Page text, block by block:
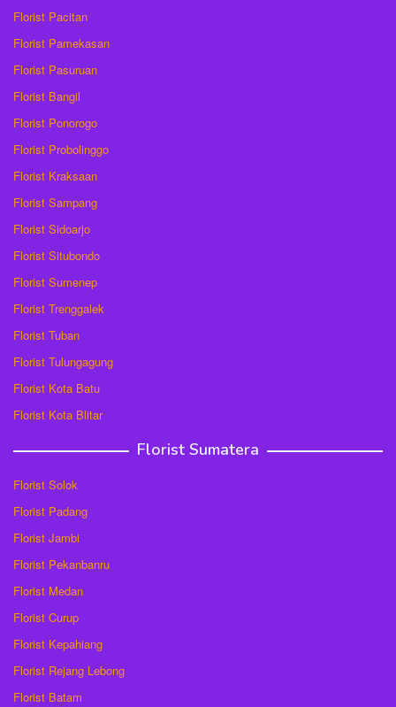
Florist Pacitan
Florist Pamekasan
Florist Pasuruan
Florist Bangil
Florist Ponorogo
Florist Probolinggo
Florist Kraksaan
Florist Sampang
Florist Sidoarjo
Florist Situbondo
Florist Sumenep
Florist Trenggalek
Florist Tuban
Florist Tulungagung
Florist Kota Batu
Florist Kota Blitar
Florist Sumatera
Florist Solok
Florist Padang
Florist Jambi
Florist Pekanbanru
Florist Medan
Florist Curup
Florist Kepahiang
Florist Rejang Lebong
Florist Batam